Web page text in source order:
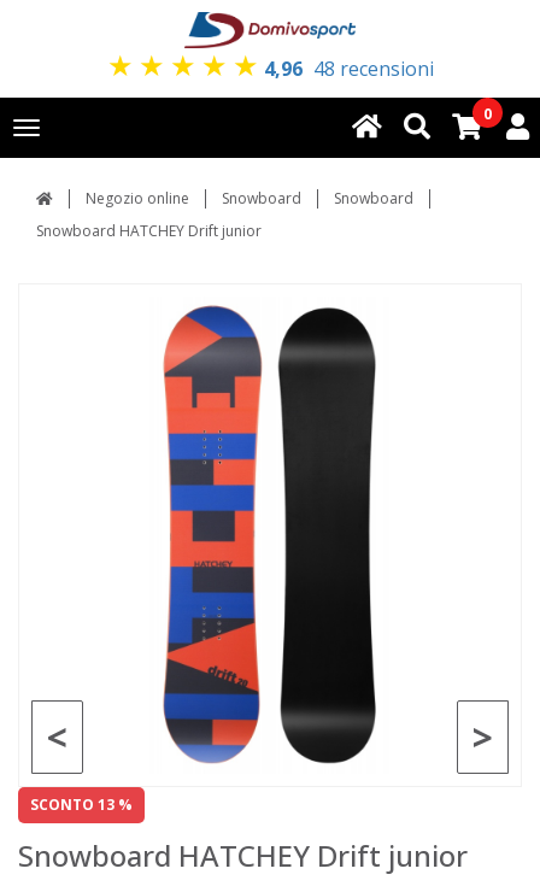
★ ★ ★ ★ ★ 4,96 48 recensioni
Toggle
navigation
0
Negozio online Snowboard
Snowboard
Snowboard HATCHEY Drift junior
>
<
SCONTO 13 %
Snowboard HATCHEY Drift junior